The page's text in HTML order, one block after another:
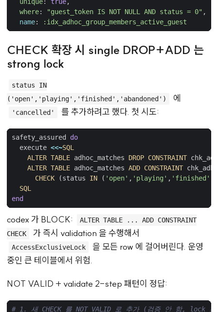
unique: true,
where: "guest_token IS NOT NULL AND status = 0" ,
name: :idx_adhoc_group_members_active_guest
CHECK 확장 시 single DROP+ADD 는
strong lock
status IN
('open','playing','finished','abandoned')
에
'cancelled' 를 추가하려고 했다. 첫 시도:
safety_assured
do
execute <<~SQL
ALTER TABLE adhoc_matches DROP CONSTRAINT
ALTER TABLE adhoc_matches ADD CONSTRAINT
CHECK
(status IN ( 'open' , 'playing' , 'finished'
SQL
end
codex 가 BLOCK:
ALTER TABLE ... ADD CONSTRAINT
CHECK
가 즉시 validation 을 수행해서
AccessExclusiveLock
을 모든 row 에 걸어버린다. 운영
중인 큰 테이블에서 위험.
NOT VALID + validate 2-step 패턴이 정답:
# 1. 새 CHECK 를 NOT VALID 로 추가 (검증 안 함, lock 최